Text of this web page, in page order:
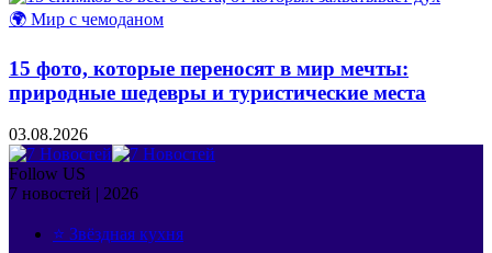
🌍 Мир с чемоданом
15 фото, которые переносят в мир мечты:
природные шедевры и туристические места
03.08.2026
Follow US
7 новостей | 2026
⭐ Звёздная кухня